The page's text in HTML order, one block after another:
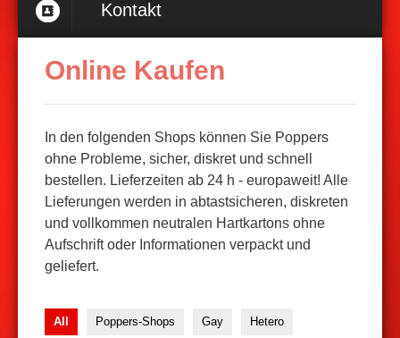
Kontakt
Online Kaufen
In den folgenden Shops können Sie Poppers
ohne Probleme, sicher, diskret und schnell
bestellen. Lieferzeiten ab 24 h - europaweit! Alle
Lieferungen werden in abtastsicheren, diskreten
und vollkommen neutralen Hartkartons ohne
Aufschrift oder Informationen verpackt und
geliefert.
All Poppers-Shops Gay Hetero